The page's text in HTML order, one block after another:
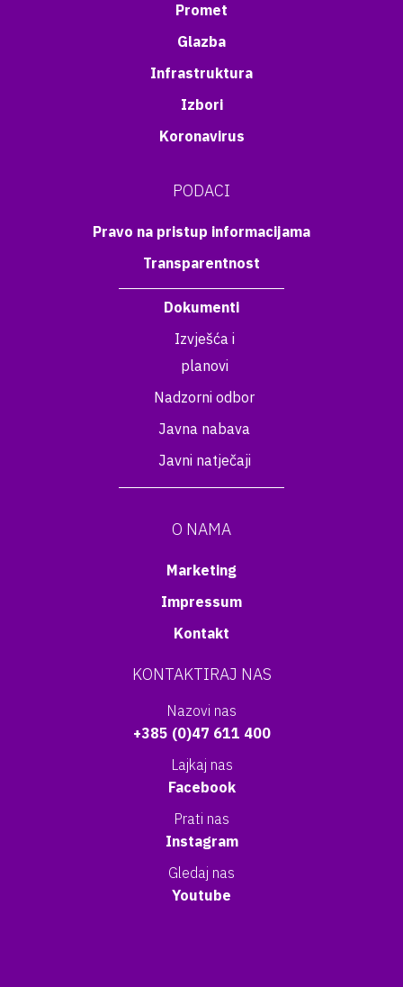
Promet
Glazba
Infrastruktura
Izbori
Koronavirus
PODACI
Pravo na pristup informacijama
Transparentnost
Dokumenti
Izvješća i
planovi
Nadzorni odbor
Javna nabava
Javni natječaji
O NAMA
Marketing
Impressum
Kontakt
KONTAKTIRAJ NAS
Nazovi nas
+385 (0)47 611 400
Lajkaj nas
Facebook
Prati nas
Instagram
Gledaj nas
Youtube